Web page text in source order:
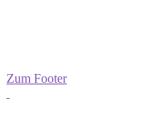
Zum Footer